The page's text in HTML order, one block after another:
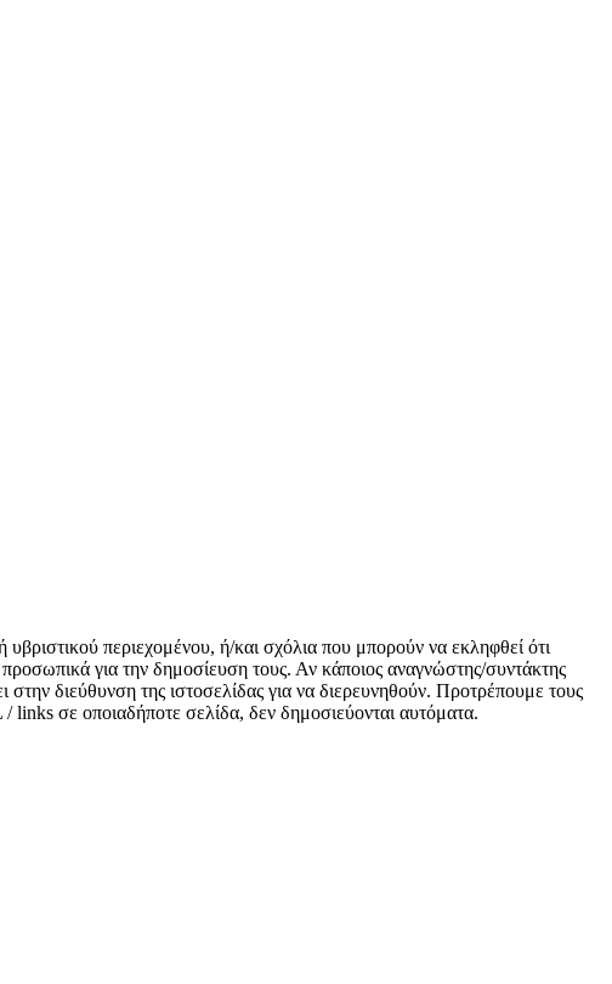
περιεχομένου, ή/και σχόλια που μπορούν να εκληφθεί ότι
για την δημοσίευση τους. Αν κάποιος αναγνώστης/συντάκτης
στην διεύθυνση της ιστοσελίδας για να διερευνηθούν. Προτρέπουμε τους
links σε οποιαδήποτε σελίδα, δεν δημοσιεύονται αυτόματα.